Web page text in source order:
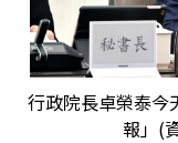
行政院長卓榮泰今
報」(